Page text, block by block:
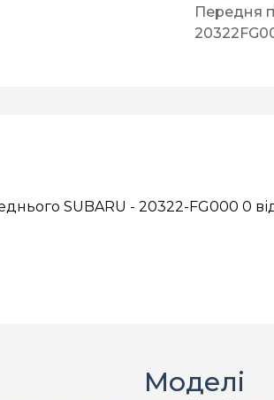
Передня
SUBARU - 20322-FG000 0
Моделі